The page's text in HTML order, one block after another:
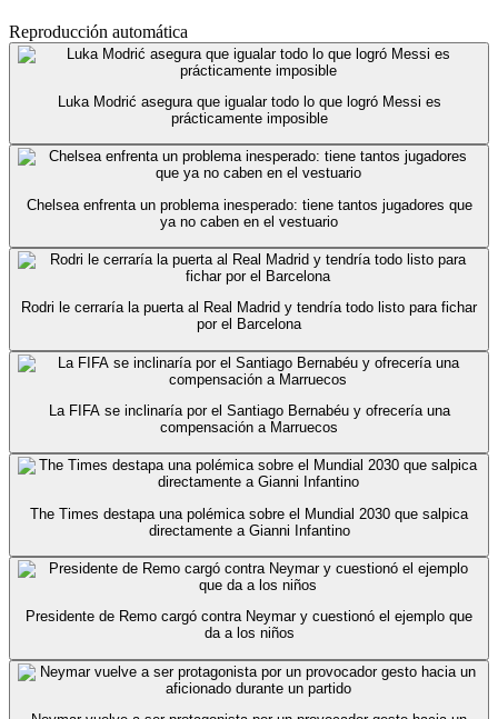
Reproducción automática
Luka Modrić asegura que igualar todo lo que logró Messi es
prácticamente imposible
Chelsea enfrenta un problema inesperado: tiene tantos jugadores que
ya no caben en el vestuario
Rodri le cerraría la puerta al Real Madrid y tendría todo listo para fichar
por el Barcelona
La FIFA se inclinaría por el Santiago Bernabéu y ofrecería una
compensación a Marruecos
The Times destapa una polémica sobre el Mundial 2030 que salpica
directamente a Gianni Infantino
Presidente de Remo cargó contra Neymar y cuestionó el ejemplo que
da a los niños